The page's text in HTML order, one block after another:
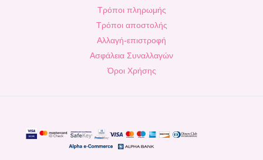
Τρόποι πληρωμής
Τρόποι αποστολής
Αλλαγή-επιστροφή
Ασφάλεια Συναλλαγών
Όροι Χρήσης